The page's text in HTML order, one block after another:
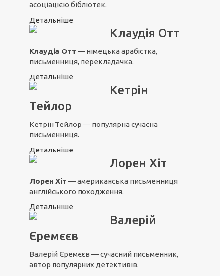
асоціацією бібліотек.
Детальніше
Клаудія Отт
Клаудіа Отт — німецька арабістка,
письменниця, перекладачка.
Детальніше
Кетрін
Тейлор
Кетрін Тейлор — популярна сучасна
письменниця.
Детальніше
Лорен Хіт
Лорен Хіт — американська письменниця
англійського походження.
Детальніше
Валерій
Єремєєв
Валерій Єремєєв — сучасний письменник,
автор популярних детективів.